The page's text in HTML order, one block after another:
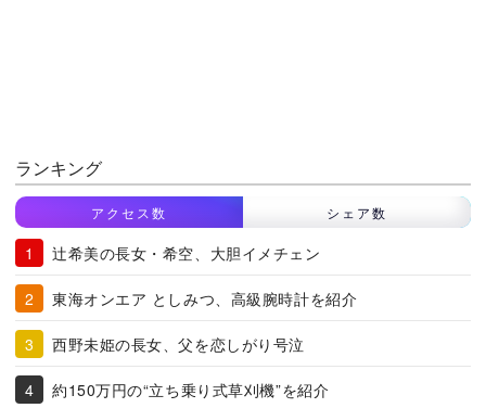
ランキング
アクセス数 シェア数
辻希美の長女・希空、大胆イメチェン
東海オンエア としみつ、高級腕時計を紹介
西野未姫の長女、父を恋しがり号泣
約150万円の“立ち乗り式草刈機”を紹介